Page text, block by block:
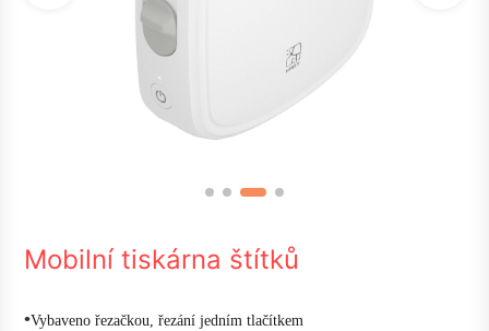
Mobilní tiskárna štítků
•Vybaveno řezačkou, řezání jedním tlačítkem